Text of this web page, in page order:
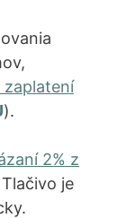
).
2% z
je